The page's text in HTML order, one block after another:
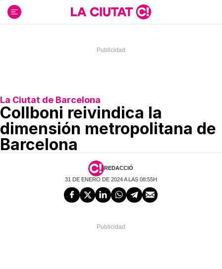
contenido
La Ciutat de Barcelona
Collboni reivindica la
dimensión metropolitana de
Barcelona
REDACCIÓ
31 DE ENERO DE 2024 A LAS 08:55H